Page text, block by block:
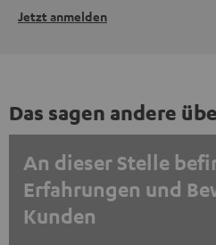
Jetzt anmelden
Das sagen andere
An dieser Stelle
Erfahrungen und
Kunden